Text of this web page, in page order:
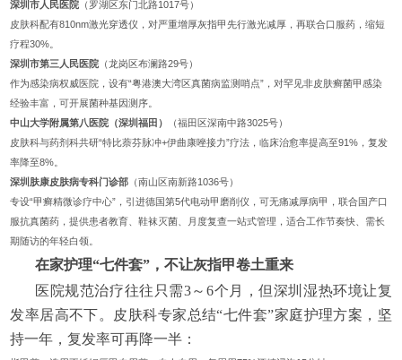
深圳市人民医院 （罗湖区东门北路1017号）
皮肤科配有810nm激光穿透仪，对严重增厚灰指甲先行激光减厚，再联合口服药，缩短
疗程30%。
深圳市第三人民医院 （龙岗区布澜路29号）
作为感染病权威医院，设有“粤港澳大湾区真菌病监测哨点”，对罕见非皮肤癣菌甲感染
经验丰富，可开展菌种基因测序。
中山大学附属第八医院（深圳福田）
（福田区深南中路3025号）
皮肤科与药剂科共研“特比萘芬脉冲+伊曲康唑接力”疗法，临床治愈率提高至91%，复发
率降至8%。
深圳肤康皮肤病专科门诊部 （南山区南新路1036号）
专设“甲癣精微诊疗中心”，引进德国第5代电动甲磨削仪，可无痛减厚病甲，联合国产口
服抗真菌药，提供患者教育、鞋袜灭菌、月度复查一站式管理，适合工作节奏快、需长
期随访的年轻白领。
在家护理“七件套”，不让灰指甲卷土重来
医院规范治疗往往只需3～6个月，但深圳湿热环境让复
发率居高不下。皮肤科专家总结“七件套”家庭护理方案，坚
持一年，复发率可再降一半：